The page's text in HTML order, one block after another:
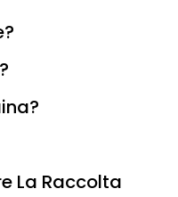
La Raccolta